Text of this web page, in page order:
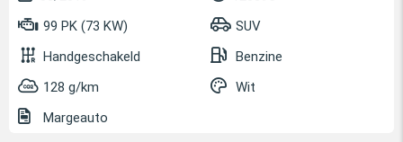
99 PK (73 KW)
SUV
Handgeschakeld
Benzine
128 g/km
Wit
Margeauto